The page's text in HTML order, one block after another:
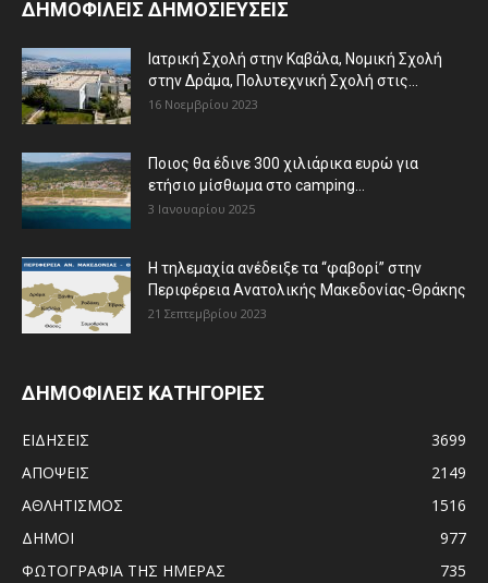
ΔΗΜΟΦΙΛΕΙΣ ΔΗΜΟΣΙΕΥΣΕΙΣ
Ιατρική Σχολή στην Καβάλα, Νομική Σχολή
στην Δράμα, Πολυτεχνική Σχολή στις...
16 Νοεμβρίου 2023
Ποιος θα έδινε 300 χιλιάρικα ευρώ για
ετήσιο μίσθωμα στο camping...
3 Ιανουαρίου 2025
Η τηλεμαχία ανέδειξε τα “φαβορί” στην
Περιφέρεια Ανατολικής Μακεδονίας-Θράκης
21 Σεπτεμβρίου 2023
ΔΗΜΟΦΙΛΕΙΣ ΚΑΤΗΓΟΡΙΕΣ
ΕΙΔΗΣΕΙΣ
3699
ΑΠΟΨΕΙΣ
2149
ΑΘΛΗΤΙΣΜΟΣ
1516
ΔΗΜΟΙ
977
ΦΩΤΟΓΡΑΦΙΑ ΤΗΣ ΗΜΕΡΑΣ
735